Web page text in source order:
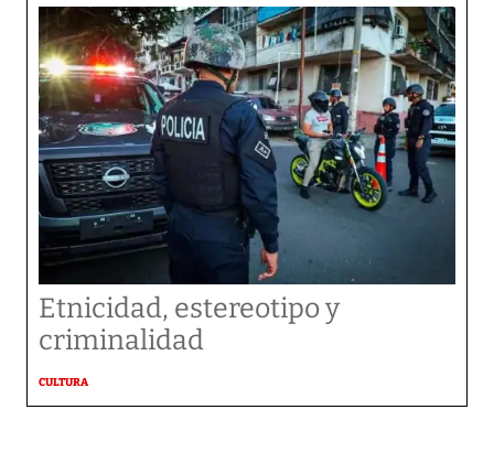
Etnicidad, estereotipo y
criminalidad
CULTURA